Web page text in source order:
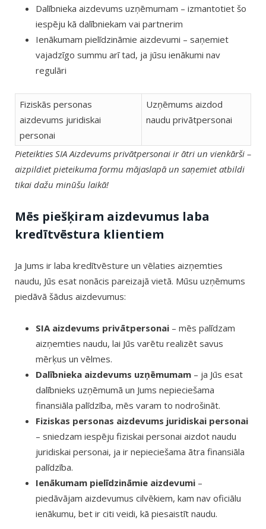
Dalībnieka aizdevums uzņēmumam – izmantotiet šo
iespēju kā dalībniekam vai partnerim
Ienākumam pielīdzināmie aizdevumi – saņemiet
vajadzīgo summu arī tad, ja jūsu ienākumi nav
regulāri
Fiziskās personas
aizdevums juridiskai
personai
Uzņēmums aizdod
naudu privātpersonai
Pieteikties SIA Aizdevums privātpersonai ir ātri un vienkārši –
aizpildiet pieteikuma formu mājaslapā un saņemiet atbildi
tikai dažu minūšu laikā!
Mēs piešķiram aizdevumus laba
kredītvēstura klientiem
Ja Jums ir laba kredītvēsture un vēlaties aizņemties
naudu, Jūs esat nonācis pareizajā vietā. Mūsu uzņēmums
piedāvā šādus aizdevumus:
SIA aizdevums privātpersonai – mēs palīdzam
aizņemties naudu, lai Jūs varētu realizēt savus
mērķus un vēlmes.
Dalībnieka aizdevums uzņēmumam – ja Jūs esat
dalībnieks uzņēmumā un Jums nepieciešama
finansiāla palīdzība, mēs varam to nodrošināt.
Fiziskas personas aizdevums juridiskai personai
– sniedzam iespēju fiziskai personai aizdot naudu
juridiskai personai, ja ir nepieciešama ātra finansiāla
palīdzība.
Ienākumam pielīdzināmie aizdevumi –
piedāvājam aizdevumus cilvēkiem, kam nav oficiālu
ienākumu, bet ir citi veidi, kā piesaistīt naudu.